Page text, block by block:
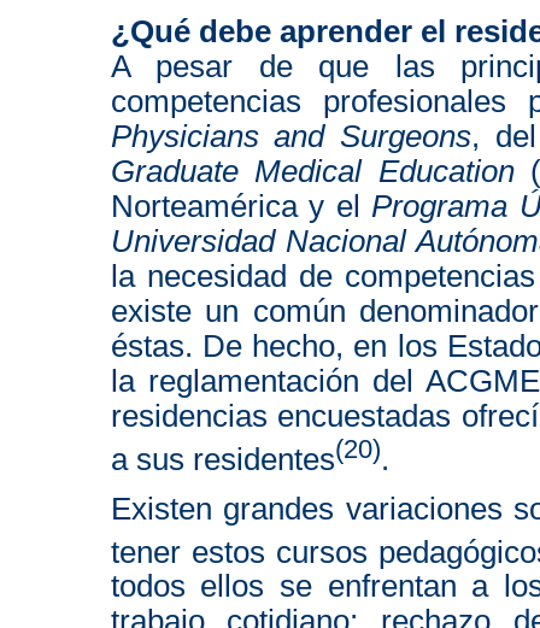
¿Qué debe aprender el
A pesar de que las
competencias
Physicians and Surgeons,
Graduate Medical Education
Norteamérica y el Programa
Universidad Nacional
la necesidad de
existe un común
éstas. De hecho, en los
la reglamentación del
residencias encuestadas
a sus residentes(20).
Existen grandes variaciones
tener estos cursos
todos ellos se enfrentan a
trabajo cotidiano; rechazo